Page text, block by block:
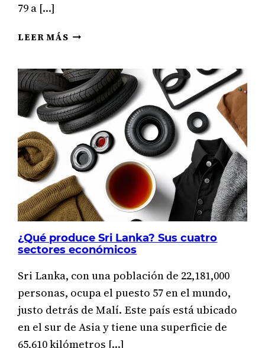
79 a […]
LEER MÁS GHANA:
Y
SECTORES
PRODUCTIVOS
¿Qué produce Sri Lanka? Sus cuatro
sectores económicos
Sri Lanka, con una población de 22,181,000
personas, ocupa el puesto 57 en el mundo,
justo detrás de Malí. Este país está ubicado
en el sur de Asia y tiene una superficie de
65,610 kilómetros […]